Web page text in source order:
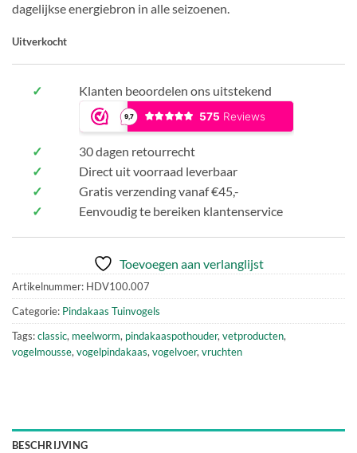
dagelijkse energiebron in alle seizoenen.
Uitverkocht
✓ Klanten beoordelen ons uitstekend
✓
30 dagen retourrecht
✓
Direct uit voorraad leverbaar
✓
Gratis verzending vanaf €45,-
✓
Eenvoudig te bereiken klantenservice
Toevoegen aan verlanglijst
Artikelnummer: HDV100.007
Categorie: Pindakaas Tuinvogels
Tags:classic, meelworm, pindakaaspothouder, vetproducten,
vogelmousse, vogelpindakaas, vogelvoer, vruchten
BESCHRIJVING